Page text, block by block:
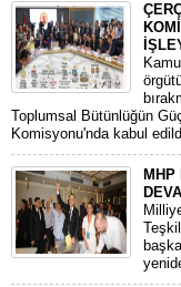
Toplumsal Bütünlüğün
Komisyonu'nda kabul
MHP